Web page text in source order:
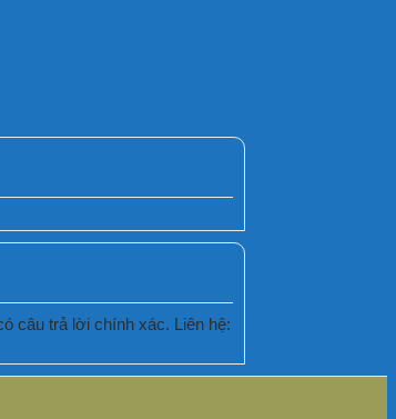
câu trả lời chính xác. Liên hệ: